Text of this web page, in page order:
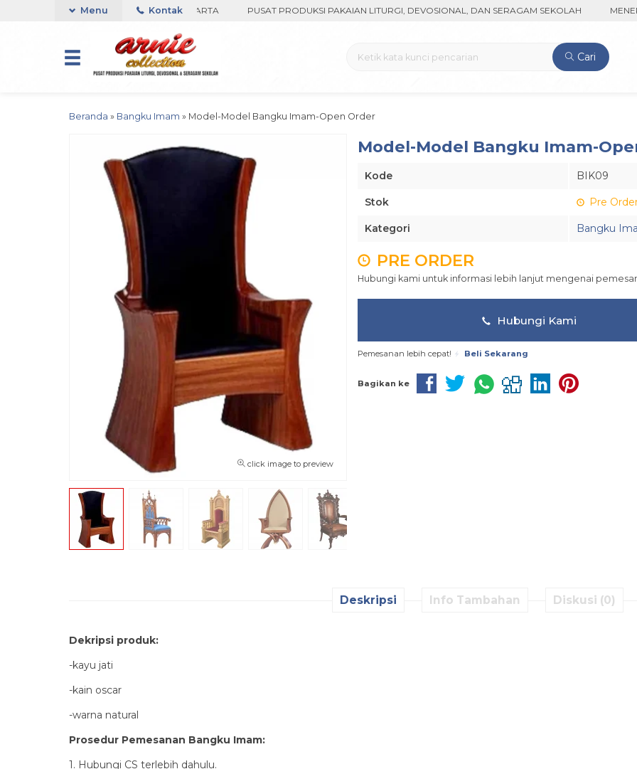
ARNIE COLLECTION-BORO, YOGYAKARTA PUSAT PRODUKSI PAKAIAN LITURGI, DEVOSIONAL, DAN SERAGAM SEKOLAH MENERIMA
Menu Kontak
Cari
Beranda » Bangku Imam » Model-Model Bangku Imam-Open Order
click image to preview
Model-Model Bangku Imam-
Kode BIK09
Stok Pre
Kategori Bangku
PRE ORDER
Hubungi kami untuk informasi lebih lanjut mengenai
Hubungi Kami
Pemesanan lebih cepat! Beli Sekarang
Bagikan ke
Deskripsi Info Tambahan Diskusi (0)
Dekripsi produk:
-kayu jati
-kain oscar
-warna natural
Prosedur Pemesanan Bangku Imam:
1. Hubungi CS terlebih dahulu.